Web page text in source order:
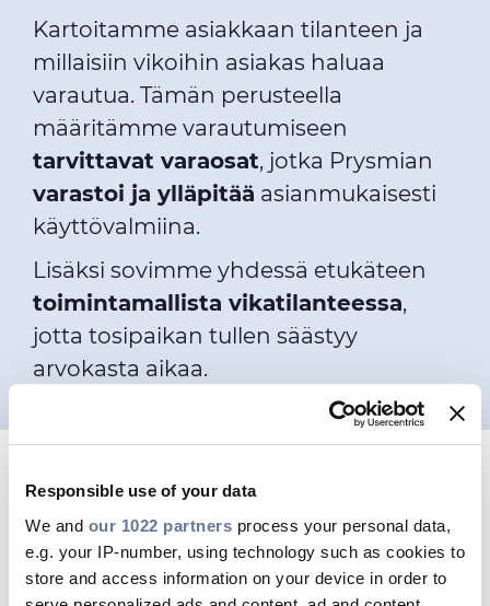
Responsible use of your data
We and our 1022 partners process your personal data,
e.g. your IP-number, using technology such as cookies to
store and access information on your device in order to
Kartoitamme asiakkaan tilanteen ja
millaisiin vikoihin asiakas haluaa
varautua. Tämän perusteella
määritämme varautumiseen
tarvittavat varaosat, jotka Prysmian
varastoi ja ylläpitää asianmukaisesti
käyttövalmiina.
Lisäksi sovimme yhdessä etukäteen
toimintamallista vikatilanteessa,
jotta tosipaikan tullen säästyy
arvokasta aikaa.